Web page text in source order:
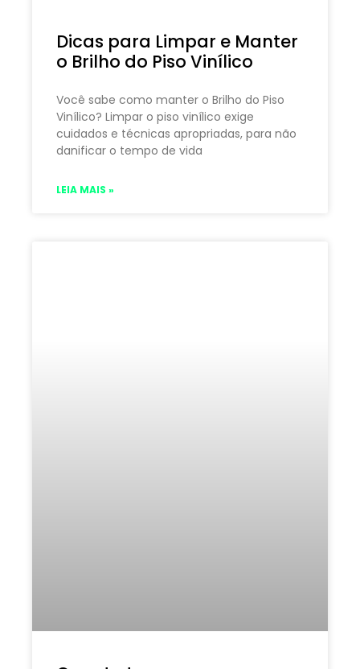
Dicas para Limpar e Manter
o Brilho do Piso Vinílico
Você sabe como manter o Brilho do Piso
Vinílico? Limpar o piso vinílico exige
cuidados e técnicas apropriadas, para não
danificar o tempo de vida
LEIA MAIS »